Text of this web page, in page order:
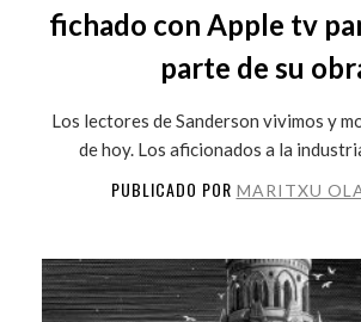
fichado con Apple tv
parte de su
Los lectores de Sanderson vivimos y
de hoy. Los aficionados a la
PUBLICADO POR MARITXU